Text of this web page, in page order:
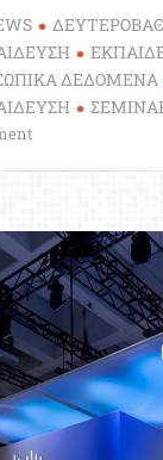
ΔΕΔΟΜΕΝΑ
την
«Προστασία
Προσωπικών
Δεδομένων»